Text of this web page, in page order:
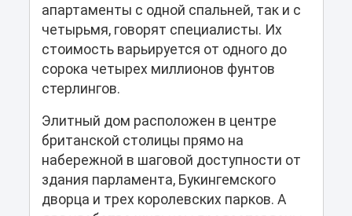
апартаменты с одной спальней, так и с
четырьмя, говорят специалисты. Их
стоимость варьируется от одного до
сорока четырех миллионов фунтов
стерлингов.
Элитный дом расположен в центре
британской столицы прямо на
набережной в шаговой доступности от
здания парламента, Букингемского
дворца и трех королевских парков. А